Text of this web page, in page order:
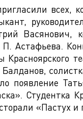
всех,
Васянович,
П. Астафьева.
Красноярского
появление
Студентка
«Пастух и